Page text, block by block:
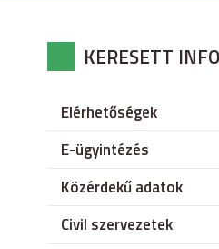
KERESETT
Elérhetőségek
E-ügyintézés
Közérdekű adatok
Civil szervezetek